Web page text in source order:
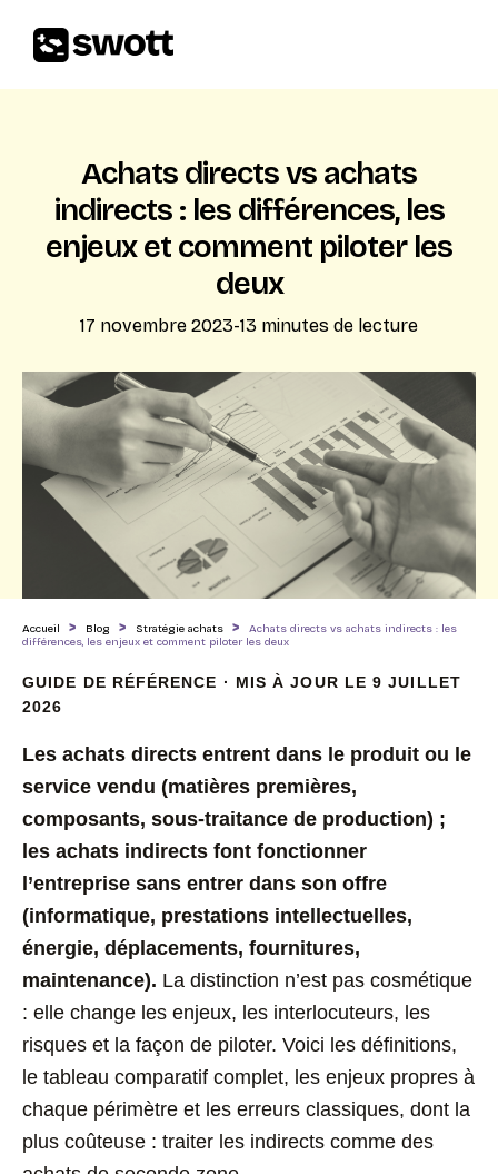
Achats directs vs achats
indirects : les différences, les
enjeux et comment piloter les
deux
17 novembre 2023-13 minutes de lecture
Accueil > Blog > Stratégie achats >
Achats directs vs achats indirects : les
différences, les enjeux et comment piloter les deux
GUIDE DE RÉFÉRENCE · MIS À JOUR LE 9 JUILLET
2026
Les achats directs entrent dans le produit ou le
service vendu (matières premières,
composants, sous-traitance de production) ;
les achats indirects font fonctionner
l’entreprise sans entrer dans son offre
(informatique, prestations intellectuelles,
énergie, déplacements, fournitures,
maintenance). La distinction n’est pas cosmétique
: elle change les enjeux, les interlocuteurs, les
risques et la façon de piloter. Voici les définitions,
le tableau comparatif complet, les enjeux propres à
chaque périmètre et les erreurs classiques, dont la
plus coûteuse : traiter les indirects comme des